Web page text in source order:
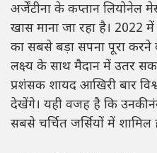
अर्जेंटीना के कप्तान लियोनेल
खास माना जा रहा है। 2022
का सबसे बड़ा सपना पूरा
लक्ष्य के साथ मैदान में उतर
प्रशंसक शायद आखिरी बार
देखेंगे। यही वजह है कि उनकी
सबसे चर्चित जर्सियों में शामिल